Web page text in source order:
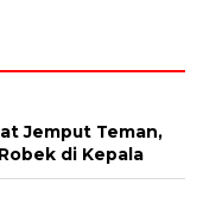
Jemput Teman,
di Kepala